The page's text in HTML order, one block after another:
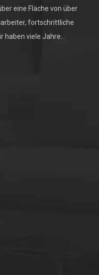
eine Fläche von über
fortschrittliche
viele Jahre...